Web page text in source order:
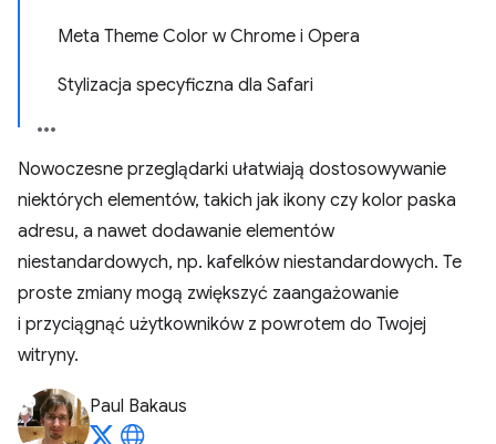
Meta Theme Color w Chrome i Opera
Stylizacja specyficzna dla Safari
Nowoczesne przeglądarki ułatwiają dostosowywanie
niektórych elementów, takich jak ikony czy kolor paska
adresu, a nawet dodawanie elementów
niestandardowych, np. kafelków niestandardowych. Te
proste zmiany mogą zwiększyć zaangażowanie
i przyciągnąć użytkowników z powrotem do Twojej
witryny.
Paul Bakaus